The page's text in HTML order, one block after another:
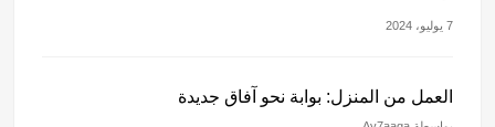
7 يوليو، 2024
العمل من المنزل: بوابة نحو آفاق جديدة